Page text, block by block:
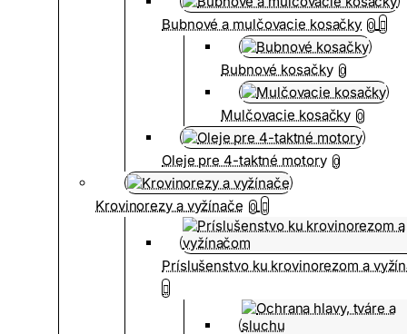
Bubnové a mulčovacie kosačky 0
Bubnové kosačky 0
Mulčovacie kosačky 0
Oleje pre 4-taktné motory 0
Krovinorezy a vyžínače 0
Príslušenstvo ku krovinorezom a